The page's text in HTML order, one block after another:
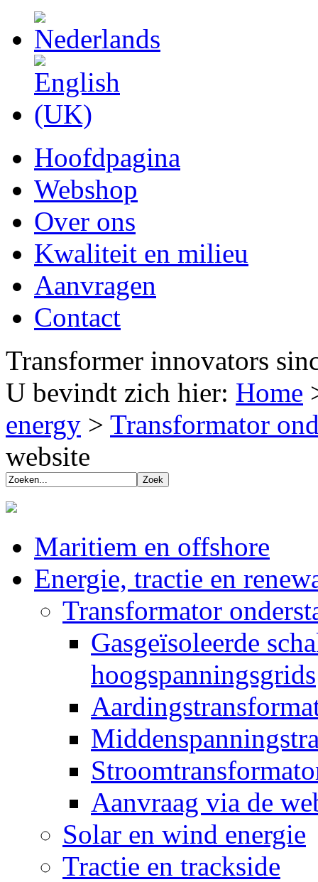
Hoofdpagina
Webshop
Over ons
Kwaliteit en milieu
Aanvragen
Contact
Transformer innovators
U bevindt zich hier: Home
energy > Transformator
website
Maritiem en offshore
Energie, tractie en
Transformator
Gasgeïsoleerde
hoogspanningsgrids
Aanvraag via de
Solar en wind energie
Tractie en trackside